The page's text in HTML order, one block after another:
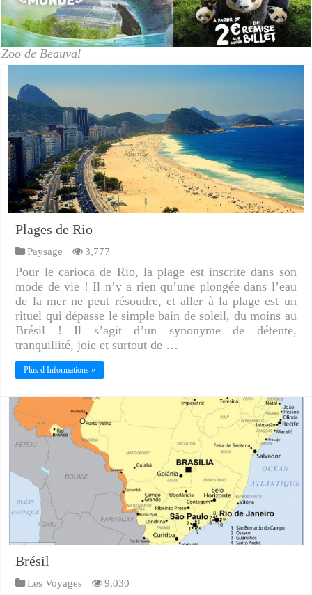
Zoo de Beauval
Plages de Rio
Paysage 3,777
Pour le carioca de Rio, la plage est inscrite dans son
mode de vie ! Il n’y a rien qu’une plongée dans l’eau
de la mer ne peut résoudre, et aller à la plage est un
rituel qui dépasse le simple bain de soleil, du moins au
Brésil ! Il s’agit d’un synonyme de détente,
tranquillité, joie et surtout de …
Plus d Informations »
Brésil
Les Voyages 9,030